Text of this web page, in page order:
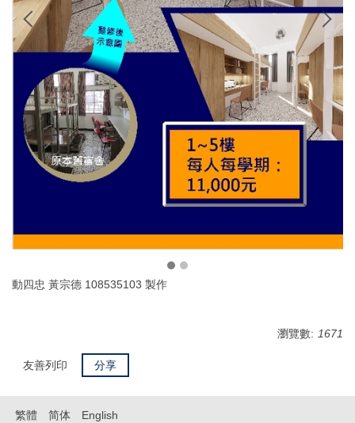
動四忠 黃宗德 108535103 製作
瀏覽數: 1671
友善列印 分享
繁體 简体 English